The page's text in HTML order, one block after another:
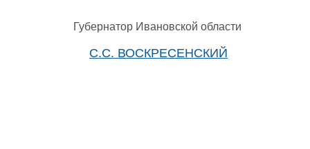
Губернатор Ивановской области
С.С. ВОСКРЕСЕНСКИЙ